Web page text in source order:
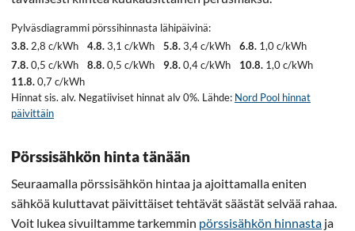
Pylväsdiagrammi pörssihinnasta lähipäivinä:
3.8. 2,8 c/kWh 4.8.3,1 c/kWh 5.8.3,4 c/kWh 6.8. 1,0 c/kWh
7.8.0,5 c/kWh 8.8.0,5 c/kWh 9.8.0,4 c/kWh 10.8. 1,0 c/kWh
11.8.0,7 c/kWh
Hinnat sis. alv. Negatiiviset hinnat alv 0%. Lähde: Nord Pool hinnat
päivittäin
Pörssisähkön hinta tänään
Seuraamalla pörssisähkön hintaa ja ajoittamalla eniten
sähköä kuluttavat päivittäiset tehtävät säästät selvää rahaa.
Voit lukea sivuiltamme tarkemmin pörssisähkön hinnasta ja